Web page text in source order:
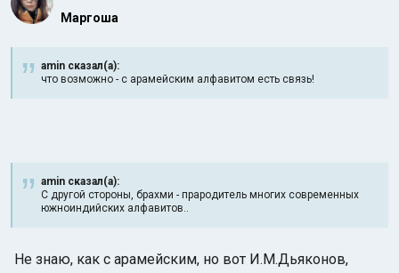
Маргоша
amin сказал(а):
что возможно - с арамейским алфавитом есть связь!
amin сказал(а):
С другой стороны, брахми - прародитель многих современных
южноиндийских алфавитов..
Не знаю, как с арамейским, но вот И.М.Дьяконов,